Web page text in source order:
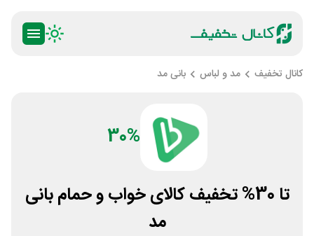
کانال تخفیف مد و لباس بانی مد
30%
تا 30% تخفیف کالای خواب و حمام بانی
مد